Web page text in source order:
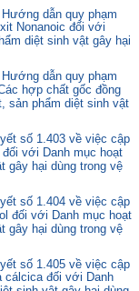
dẫn quy phạm
Nonanoic đối với
diệt sinh vật gây hại
dẫn quy phạm
hợp chất gốc đồng
sản phẩm diệt sinh vật
số 1.403 về việc cập
với Danh mục hoạt
gây hại dùng trong vệ
số 1.404 về việc cập
đối với Danh mục hoạt
gây hại dùng trong vệ
số 1.405 về việc cập
cálcica đối với Danh